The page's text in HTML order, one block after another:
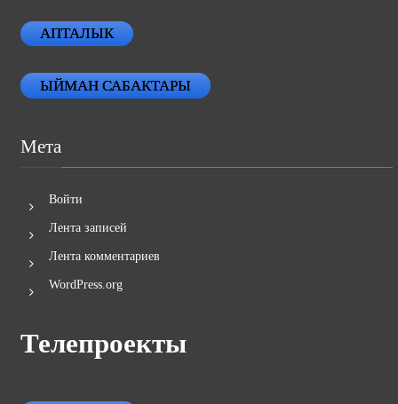
АПТАЛЫК
ЫЙМАН САБАКТАРЫ
Мета
Войти
Лента записей
Лента комментариев
WordPress.org
Телепроекты